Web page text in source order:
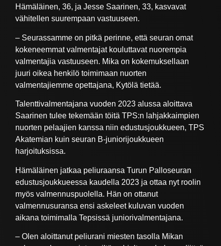
Hämäläinen, 36, ja Jesse Saarinen, 33, kasvavat
vähitellen suurempaan vastuuseen.
– Seurassamme on pitkä perinne, että seuran omat
kokeneemmat valmentajat kouluttavat nuorempia
valmentajia vastuuseen. Mika on kokemuksellaan
juuri oikea henkilö toimimaan nuorten
valmentajiemme opettajana, Kytölä tietää.
Talenttivalmentajana vuoden 2023 alussa aloittava
Saarinen tulee tekemään töitä TPS:n lahjakkaimpien
nuorten pelaajien kanssa niin edustusjoukkueen, TPS
Akatemian kuin seuran B-juniorijoukkueen
harjoituksissa.
Hämäläinen jatkaa peliuraansa Turun Palloseuran
edustusjoukkueessa kaudella 2023 ja ottaa nyt roolin
myös valmennuspuolella. Hän on ottanut
valmennusuransa ensi askeleet kuluvan vuoden
aikana toimimalla Tepsissä juniorivalmentajana.
– Olen aloittanut peliurani miesten tasolla Mikan